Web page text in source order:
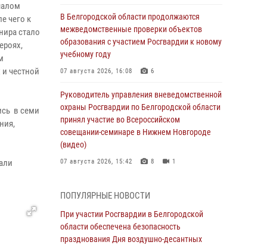
чего к
стало
честной
в семи
В Белгородской области продолжаются
межведомственные проверки объектов
образования с участием Росгвардии к новому
учебному году
07 августа 2026, 16:08 6
Руководитель управления вневедомственной
охраны Росгвардии по Белгородской области
принял участие во Всероссийском
совещании-семинаре в Нижнем Новгороде
(видео)
07 августа 2026, 15:42 8 1
пресекли условное проникновение в детский
лагерь «Солнышко»
07 августа 2026, 07:39 1
ПОПУЛЯРНЫЕ НОВОСТИ
При участии Росгвардии в Белгородской
области обеспечена безопасность
празднования Дня воздушно-десантных